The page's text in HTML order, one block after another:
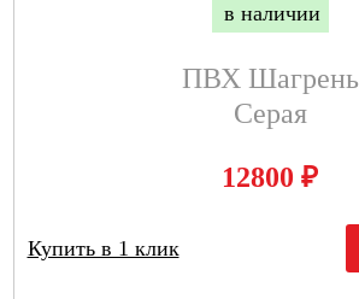
в наличии
ПВХ Шагрень
Серая
12800 ₽
Купить в 1 клик